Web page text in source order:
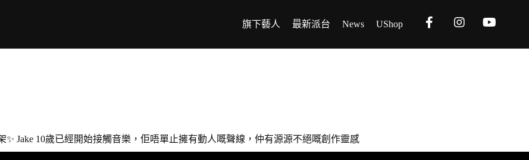
旗下藝人 最新派台 News UShop
✨ Jake 10歲已經開始接觸音樂，佢唔單止擁有動人嘅聲線，仲有源源不絕嘅創作靈感